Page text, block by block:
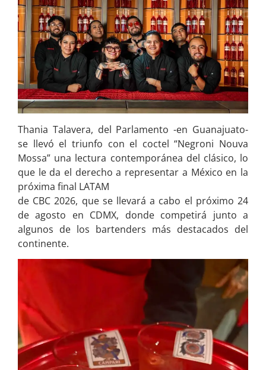
Thania Talavera, del Parlamento -en Guanajuato-
se llevó el triunfo con el coctel “Negroni Nouva
Mossa” una lectura contemporánea del clásico, lo
que le da el derecho a representar a México en la
próxima final LATAM
de CBC 2026, que se llevará a cabo el próximo 24
de agosto en CDMX, donde competirá junto a
algunos de los bartenders más destacados del
continente.